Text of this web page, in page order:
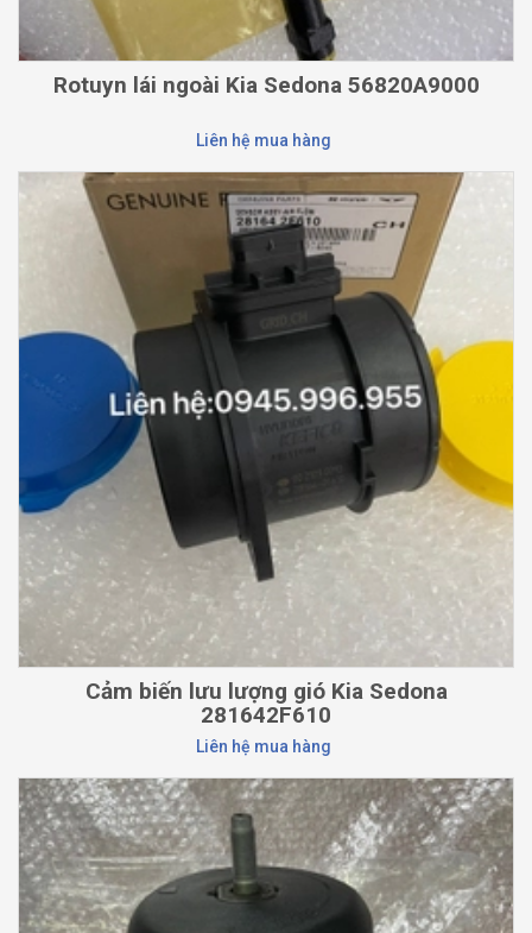
Rotuyn lái ngoài Kia Sedona 56820A9000
Liên hệ mua hàng
Cảm biến lưu lượng gió Kia Sedona
281642F610
Liên hệ mua hàng